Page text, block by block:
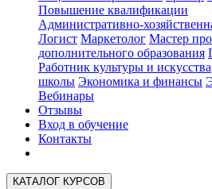
Повышение квалификации
Административно-
Логист Маркетолог Мастер
дополнительного образования
Работник культуры и искусства
школы Экономика и финансы
Вебинары
Отзывы
Вход в обучение
Контакты
КАТАЛОГ КУРСОВ